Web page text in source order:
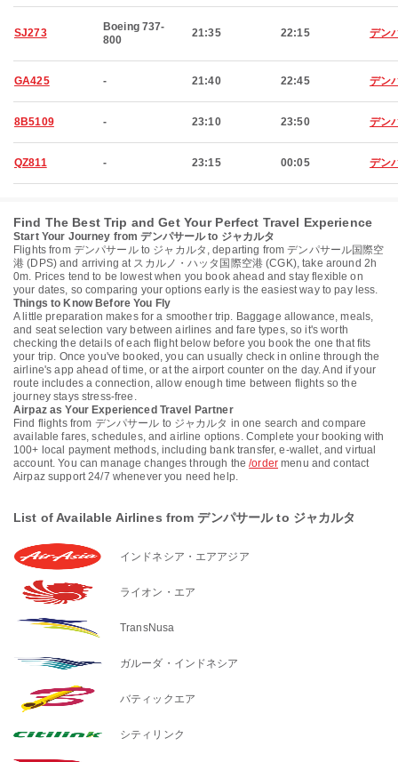
SJ273
Boeing 737-
800
21:35 22:15 デン
GA425 - 21:40 22:45 デン
8B5109 - 23:10 23:50 デン
QZ811 - 23:15 00:05 デン
Find The Best Trip and Get Your Perfect Travel Experience
Start Your Journey from デンパサール to ジャカルタ
Flights from デンパサール to ジャカルタ, departing from デンパサール国際空
港 (DPS) and arriving at スカルノ・ハッタ国際空港 (CGK), take around 2h
0m. Prices tend to be lowest when you book ahead and stay flexible on
your dates, so comparing your options early is the easiest way to pay less.
Things to Know Before You Fly
A little preparation makes for a smoother trip. Baggage allowance, meals,
and seat selection vary between airlines and fare types, so it's worth
checking the details of each flight below before you book the one that fits
your trip. Once you've booked, you can usually check in online through the
airline's app ahead of time, or at the airport counter on the day. And if your
route includes a connection, allow enough time between flights so the
journey stays stress-free.
Airpaz as Your Experienced Travel Partner
Find flights from デンパサール to ジャカルタ in one search and compare
available fares, schedules, and airline options. Complete your booking with
100+ local payment methods, including bank transfer, e-wallet, and virtual
account. You can manage changes through the/order menu and contact
Airpaz support 24/7 whenever you need help.
List of Available Airlines from デンパサール to ジャカルタ
インドネシア・エアアジア
ライオン・エア
TransNusa
ガルーダ・インドネシア
バティックエア
シティリンク